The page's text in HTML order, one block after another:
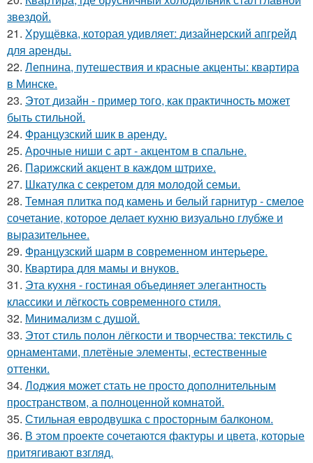
звездой.
21. Хрущёвка, которая удивляет: дизайнерский апгрейд
для аренды.
22. Лепнина, путешествия и красные акценты: квартира
в Минске.
23. Этот дизайн - пример того, как практичность может
быть стильной.
24. Французский шик в аренду.
25. Арочные ниши с арт - акцентом в спальне.
26. Парижский акцент в каждом штрихе.
27. Шкатулка с секретом для молодой семьи.
28. Темная плитка под камень и белый гарнитур - смелое
сочетание, которое делает кухню визуально глубже и
выразительнее.
29. Французский шарм в современном интерьере.
30. Квартира для мамы и внуков.
31. Эта кухня - гостиная объединяет элегантность
классики и лёгкость современного стиля.
32. Минимализм с душой.
33. Этот стиль полон лёгкости и творчества: текстиль с
орнаментами, плетёные элементы, естественные
оттенки.
34. Лоджия может стать не просто дополнительным
пространством, а полноценной комнатой.
35. Стильная евродвушка с просторным балконом.
36. В этом проекте сочетаются фактуры и цвета, которые
притягивают взгляд.